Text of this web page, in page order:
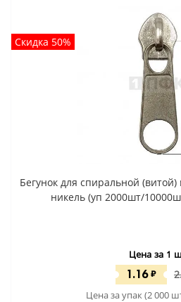
Скидка 50%
Бегунок для спиральной
никель (уп 2000шт/
Цена за 1
1.16₽
Цена за упак (2 000